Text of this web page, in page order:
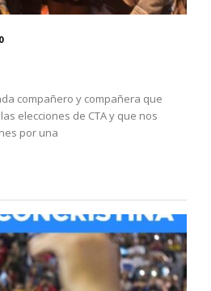
0
compañero y compañera que
elecciones de CTA y que nos
por una